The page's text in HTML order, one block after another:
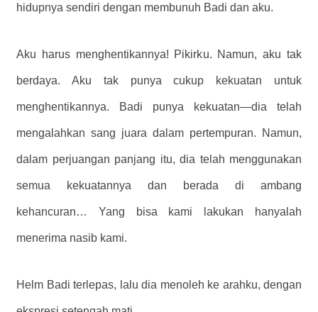
hidupnya sendiri dengan membunuh Badi dan aku.
Aku harus menghentikannya! Pikirku. Namun, aku tak
berdaya. Aku tak punya cukup kekuatan untuk
menghentikannya. Badi punya kekuatan—dia telah
mengalahkan sang juara dalam pertempuran. Namun,
dalam perjuangan panjang itu, dia telah menggunakan
semua kekuatannya dan berada di ambang
kehancuran… Yang bisa kami lakukan hanyalah
menerima nasib kami.
Helm Badi terlepas, lalu dia menoleh ke arahku, dengan